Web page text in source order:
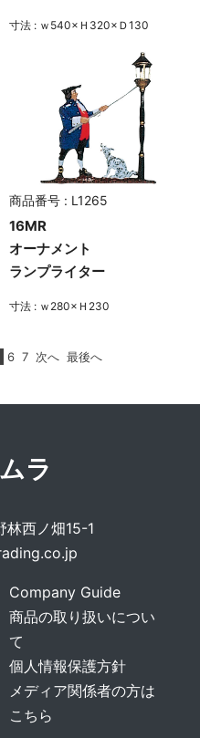
寸法 : ｗ540×Ｈ320×Ｄ130
商品番号 : L1265
16MR
オーナメント
ランプライター
寸法 : ｗ280×Ｈ230
6 7 次へ 最後へ
ラ
林西ノ畑15-1
Company Guide
商品の取り扱いについ
て
個人情報保護方針
メディア関係者の方は
こちら